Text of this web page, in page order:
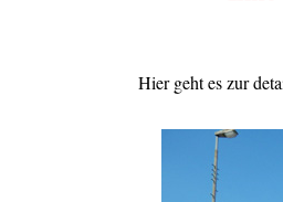
Hier geht es zur